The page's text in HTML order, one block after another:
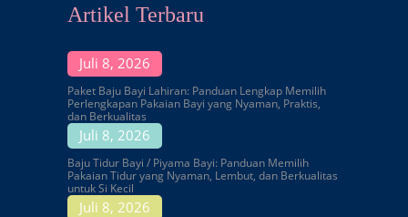
Artikel Terbaru
Juli 8, 2026
Paket Baju Bayi Lahiran: Panduan Lengkap Memilih
Perlengkapan Pakaian Bayi yang Nyaman, Praktis,
dan Berkualitas
Juli 8, 2026
Baju Tidur Bayi / Piyama Bayi: Panduan Memilih
Pakaian Tidur yang Nyaman, Lembut, dan Berkualitas
untuk Si Kecil
Juli 8, 2026